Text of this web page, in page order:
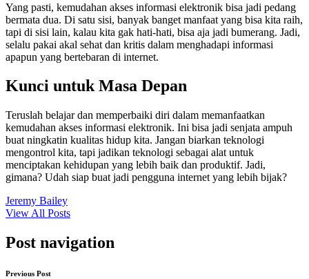
Yang pasti, kemudahan akses informasi elektronik bisa jadi pedang
bermata dua. Di satu sisi, banyak banget manfaat yang bisa kita raih,
tapi di sisi lain, kalau kita gak hati-hati, bisa aja jadi bumerang. Jadi,
selalu pakai akal sehat dan kritis dalam menghadapi informasi
apapun yang bertebaran di internet.
Kunci untuk Masa Depan
Teruslah belajar dan memperbaiki diri dalam memanfaatkan
kemudahan akses informasi elektronik. Ini bisa jadi senjata ampuh
buat ningkatin kualitas hidup kita. Jangan biarkan teknologi
mengontrol kita, tapi jadikan teknologi sebagai alat untuk
menciptakan kehidupan yang lebih baik dan produktif. Jadi,
gimana? Udah siap buat jadi pengguna internet yang lebih bijak?
Jeremy Bailey
View All Posts
Post navigation
Previous Post